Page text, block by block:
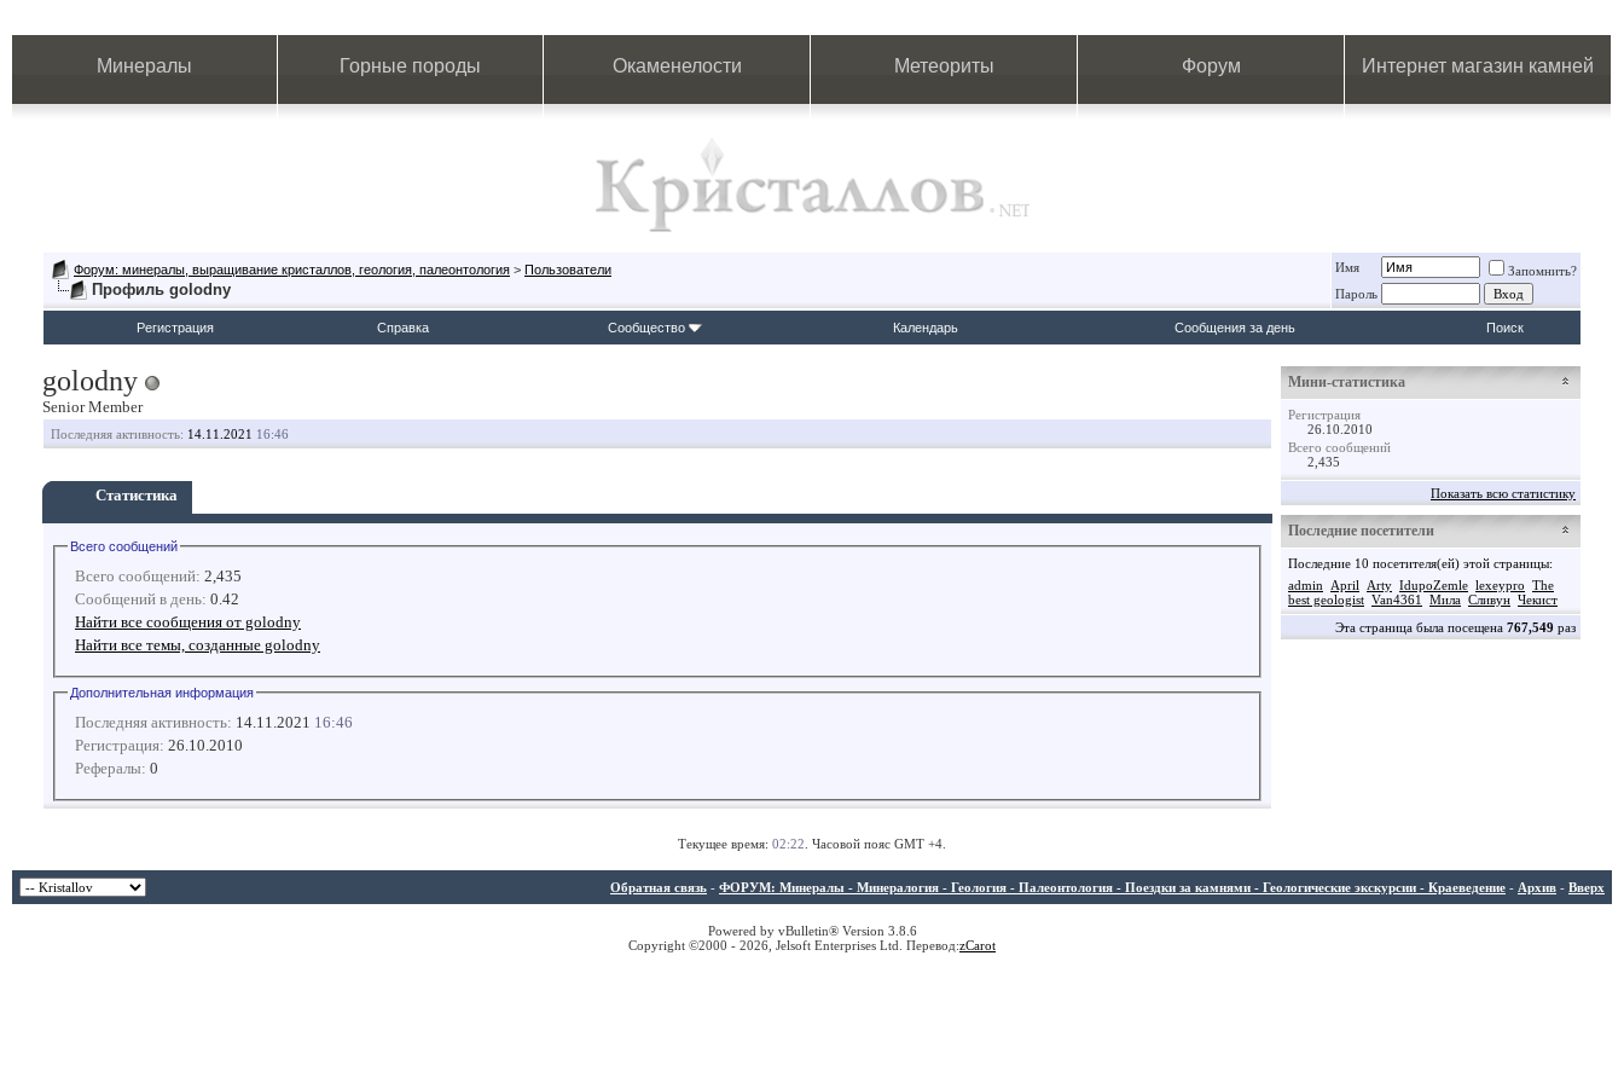
Минералы Горные породы Окаменелости Метеориты Форум Интернет магазин камней
Форум: минералы, выращивание кристаллов, геология, палеонтология > Пользователи
Профиль golodny
Имя
Запомнить?
Пароль
Регистрация Справка Сообщество Календарь Сообщения за день Поиск
golodny
Senior Member
Последняя активность: 14.11.2021 16:46
Статистика
Всего сообщений
Всего сообщений: 2,435
Сообщений в день: 0.42
Найти все сообщения от golodny
Найти все темы, созданные golodny
Дополнительная информация
Последняя активность: 14.11.2021 16:46
Регистрация: 26.10.2010
Рефералы: 0
Мини-статистика
Регистрация
26.10.2010
Всего сообщений
2,435
Показать всю статистику
Последние посетители
Последние 10 посетителя(ей) этой страницы:
admin
April Arty IdupoZemle lexeypro The
best geologist Van4361 Мила Сливун Чекист
Эта страница была посещена 767,549 раз
Текущее время: 02:22 . Часовой пояс GMT +4.
Обратная связь - ФОРУМ: Минералы - Минералогия - Геология - Палеонтология - Поездки за камнями - Геологические экскурсии - Краеведение - Архив - Вверх
Powered by vBulletin® Version 3.8.6
Copyright ©2000 - 2026, Jelsoft Enterprises Ltd. Перевод:zCarot